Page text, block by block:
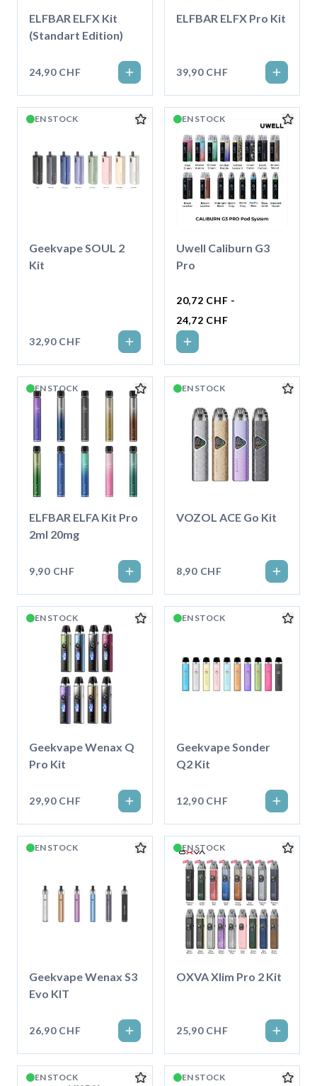
ELFBAR ELFX Kit
(Standart Edition)
24,90 CHF
ELFBAR ELFX Pro Kit
39,90 CHF
EN STOCK
Geekvape SOUL 2
Kit
32,90 CHF
EN STOCK
Uwell Caliburn G3
Pro
20,72 CHF -
24,72 CHF
EN STOCK
ELFBAR ELFA Kit Pro
2ml 20mg
9,90 CHF
EN STOCK
VOZOL ACE Go Kit
8,90 CHF
EN STOCK
Geekvape Wenax Q
Pro Kit
29,90 CHF
EN STOCK
Geekvape Sonder
Q2 Kit
12,90 CHF
EN STOCK
Geekvape Wenax S3
Evo KIT
26,90 CHF
EN STOCK
OXVA Xlim Pro 2 Kit
25,90 CHF
EN STOCK EN STOCK